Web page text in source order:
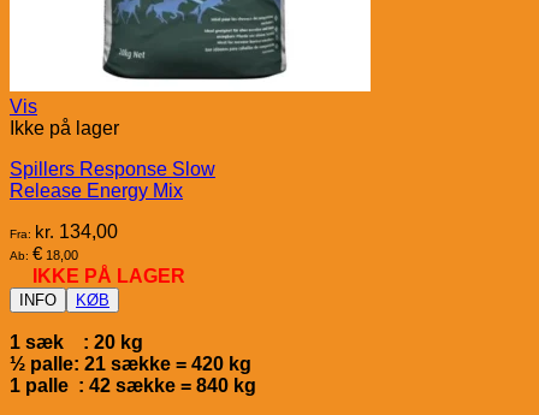
Vis
Ikke på lager
Spillers Response Slow
Release Energy Mix
Fra: kr. 134,00
Ab: € 18,00
IKKE PÅ LAGER
INFO KØB
1 sæk : 20 kg
½ palle: 21 sække = 420 kg
1 palle : 42 sække = 840 kg